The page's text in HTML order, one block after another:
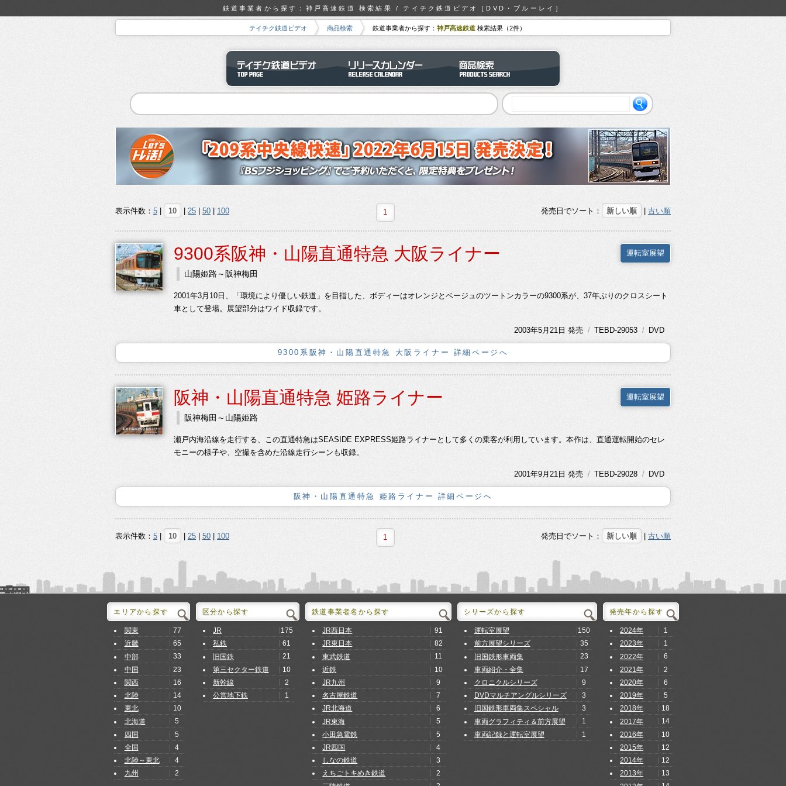
鉄道事業者から探す：神戸高速鉄道 検索結果 / テイチク鉄道ビデオ［DVD・ブルーレイ］
テイチク鉄道ビデオ 商品検索 鉄道事業者から探す： 神戸高速鉄道検索結果（2件）
表示件数： 5 10 25 50 100 発売日でソート： 新しい順 古い順
1
9300系阪神・山陽直通特急 大阪ライナー
山陽姫路～阪神梅田
運転室展望
2001年3月10日、「環境により優しい鉄道」を目指した、ボディーはオレンジとベージュのツートンカラーの9300系が、37年ぶりのクロスシート
車として登場。展望部分はワイド収録です。
2003年5月21日 発売 TEBD-29053 DVD
9300系阪神・山陽直通特急 大阪ライナー 詳細ページへ
阪神・山陽直通特急 姫路ライナー
阪神梅田～山陽姫路
運転室展望
瀬戸内海沿線を走行する、この直通特急はSEASIDE EXPRESS姫路ライナーとして多くの乗客が利用しています。本作は、直通運転開始のセレ
モニーの様子や、空撮を含めた沿線走行シーンも収録。
2001年9月21日 発売 TEBD-29028 DVD
阪神・山陽直通特急 姫路ライナー 詳細ページへ
表示件数： 5 10 25 50 100 発売日でソート： 新しい順 古い順
1
エリアから探す
関東
77
近畿
65
中部
33
中国
23
関西
16
北陸
14
東北
10
北海道
5
四国
5
全国
4
北陸～東北
4
九州
2
区分から探す
JR
175
私鉄
61
旧国鉄
21
第三セクター鉄道
10
新幹線
2
公営地下鉄
1
鉄道事業者名から探す
JR西日本
91
JR東日本
82
東武鉄道
11
近鉄
10
JR九州
9
名古屋鉄道
7
JR北海道
6
JR東海
5
小田急電鉄
5
JR四国
4
しなの鉄道
3
えちごトキめき鉄道
2
シリーズから探す
運転室展望
150
前方展望シリーズ
35
旧国鉄形車両集
23
車両紹介・全集
17
クロニクルシリーズ
9
DVDマルチアングルシリーズ
3
旧国鉄形車両集スペシャル
3
車両グラフィティ＆前方展望
1
車両記録と運転室展望
1
発売年から探す
2024年
1
2023年
1
2022年
6
2021年
2
2020年
6
2019年
5
2018年
18
2017年
14
2016年
10
2015年
12
2014年
12
2013年
13